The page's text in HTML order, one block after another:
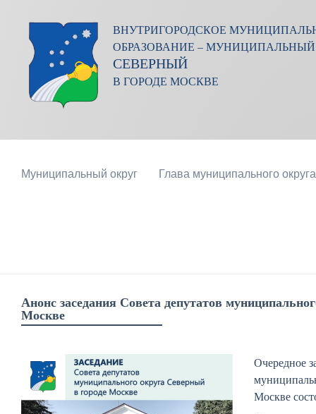
ВНУТРИГОРОДСКОЕ
ОБРАЗОВАНИЕ – МУНИЦИПАЛЬНЫЙ
СЕВЕРНЫЙ
В ГОРОДЕ МОСКВЕ
Муниципальный округ Глава муниципального округа
Анонс заседания Совета депутатов
Москве
Очередное
Москве